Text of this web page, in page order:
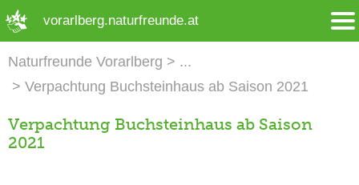
vorarlberg.naturfreunde.at
Naturfreunde Vorarlberg
Verpachtung Buchsteinhaus ab Saison 2021
Verpachtung Buchsteinhaus ab Saison
2021